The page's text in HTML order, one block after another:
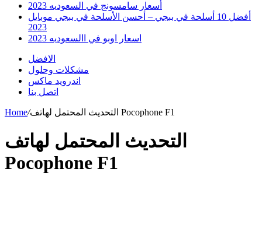
أسعار سامسونج في السعوديه 2023
أفضل 10 أسلحة في ببجي – أحسن الأسلحة في ببجي موبايل
2023
اسعار اوبو في االسعوديه 2023
الافضل
مشكلات وحلول
اندرويد ماكس
اتصل بنا
Home/ التحديث المحتمل لهاتف Pocophone F1
التحديث المحتمل لهاتف
Pocophone F1